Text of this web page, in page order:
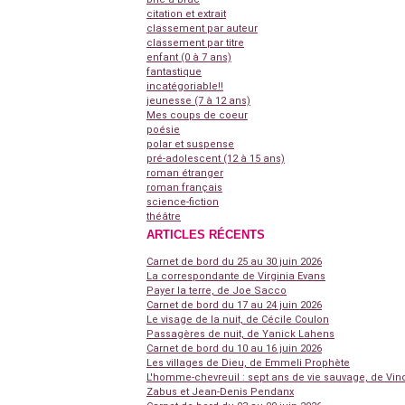
citation et extrait
classement par auteur
classement par titre
enfant (0 à 7 ans)
fantastique
incatégoriable!!
jeunesse (7 à 12 ans)
Mes coups de coeur
poésie
polar et suspense
pré-adolescent (12 à 15 ans)
roman étranger
roman français
science-fiction
théâtre
ARTICLES RÉCENTS
Carnet de bord du 25 au 30 juin 2026
La correspondante de Virginia Evans
Payer la terre, de Joe Sacco
Carnet de bord du 17 au 24 juin 2026
Le visage de la nuit, de Cécile Coulon
Passagères de nuit, de Yanick Lahens
Carnet de bord du 10 au 16 juin 2026
Les villages de Dieu, de Emmeli Prophète
L'homme-chevreuil : sept ans de vie sauvage, de
Zabus et Jean-Denis Pendanx